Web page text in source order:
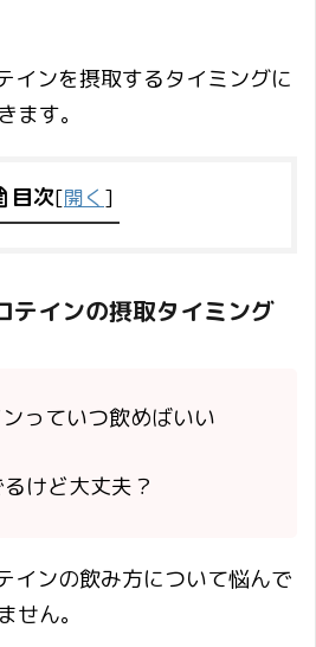
インを摂取するタイミングに
ます。
目次[開く ]
テインの摂取タイミング
っていつ飲めばいい
けど大丈夫？
インの飲み方について悩んで
せん。